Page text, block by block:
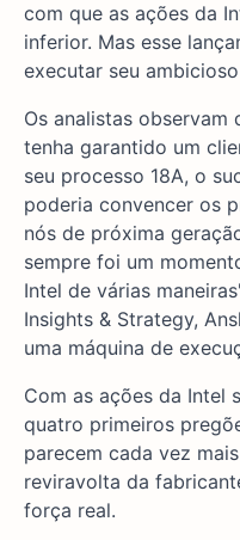
com que as ações da
inferior. Mas esse
executar seu
Os analistas observam
tenha garantido um
seu processo 18A, o
poderia convencer os
nós de próxima
sempre foi um
Intel de várias
Insights & Strategy,
uma máquina de
Com as ações da Intel
quatro primeiros
parecem cada vez
reviravolta da
força real.